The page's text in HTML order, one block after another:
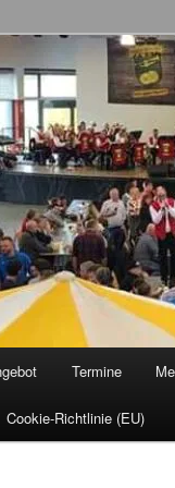
Termine
Cookie-Richtlinie (EU)